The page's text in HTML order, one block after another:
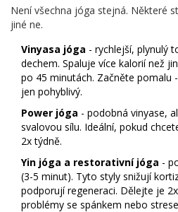
Není všechna jóga stejná. Některé
jiné ne.
Vinyasa jóga - rychlejší, plynulý
dechem. Spaluje více kalorií než
po 45 minutách. Začněte pomalu
jen pohyblivý.
Power jóga - podobná vinyase,
svalovou sílu. Ideální, pokud
2x týdně.
Yin jóga a restorativní jóga -
(3-5 minut). Tyto styly snižují
podporují regeneraci. Dělejte je
problémy se spánkem nebo